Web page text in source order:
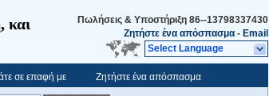
και Πωλήσεις & Υποστήριξη 86--13798337430
Ζητήστε ένα απόσπασμα - Email
Select Language
σε επαφή με Ζητήστε ένα απόσπασμα